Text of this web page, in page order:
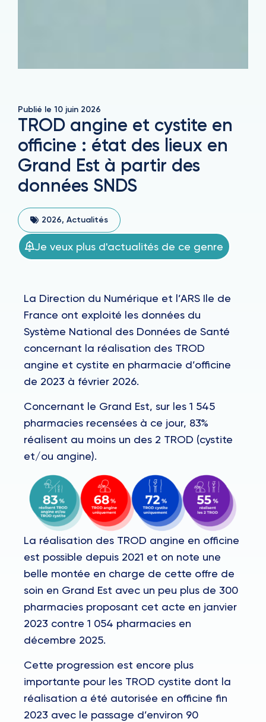
Publié le 10 juin 2026
TROD angine et cystite en
officine : état des lieux en
Grand Est à partir des
données SNDS
2026, Actualités
Je veux plus d'actualités de ce genre
La Direction du Numérique et l’ARS Ile de
France ont exploité les données du
Système National des Données de Santé
concernant la réalisation des TROD
angine et cystite en pharmacie d’officine
de 2023 à février 2026.
Concernant le Grand Est, sur les 1 545
pharmacies recensées à ce jour, 83%
réalisent au moins un des 2 TROD (cystite
et/ou angine).
La réalisation des TROD angine en officine
est possible depuis 2021 et on note une
belle montée en charge de cette offre de
soin en Grand Est avec un peu plus de 300
pharmacies proposant cet acte en janvier
2023 contre 1 054 pharmacies en
décembre 2025.
Cette progression est encore plus
importante pour les TROD cystite dont la
réalisation a été autorisée en officine fin
2023 avec le passage d’environ 90